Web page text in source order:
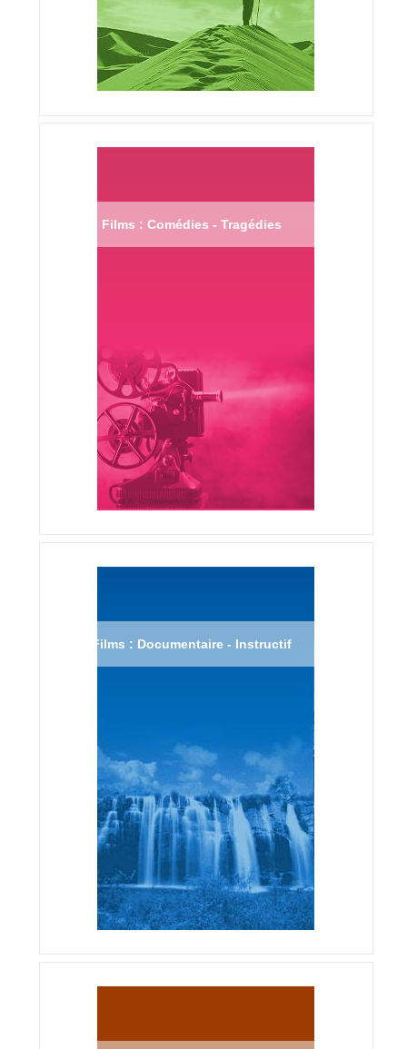
Films : Comédies - Tragédies
Films : Documentaire - Instructif